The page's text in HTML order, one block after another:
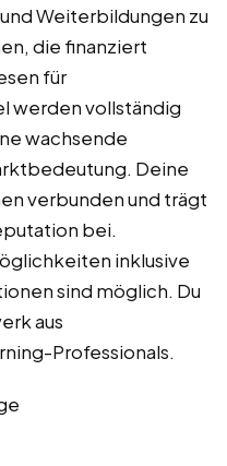
Weiterbildungen zu
die finanziert
für
werden vollständig
wachsende
Deine
verbunden und trägt
bei.
inklusive
sind möglich. Du
aus
Professionals.